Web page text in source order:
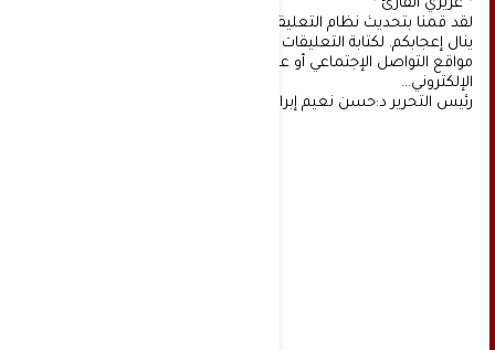
* عزيزي القارئ *
لقد قمنا بتحديث نظام التعليقات على موقعنا، ونأمل أن
ينال إعجابكم. لكتابة التعليقات يجب أولا التسجيل عن طريق
مواقع التواصل الإجتماعي أو عن طريق خدمة البريد
الإلكتروني...
رئيس التحرير د:حسن نعيم إبراهيم.